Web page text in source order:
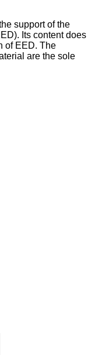
support of the
Its content does
of EED. The
are the sole